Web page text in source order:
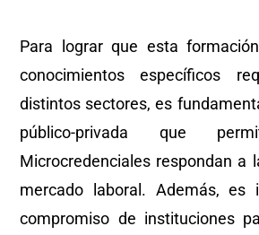
Para lograr que esta
conocimientos específicos
distintos sectores, es
público-privada que
Microcredenciales respondan a
mercado laboral. Además, es
compromiso de instituciones